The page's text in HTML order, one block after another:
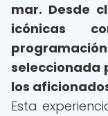
mar. Desde
icónicas
seleccionada
los
Esta